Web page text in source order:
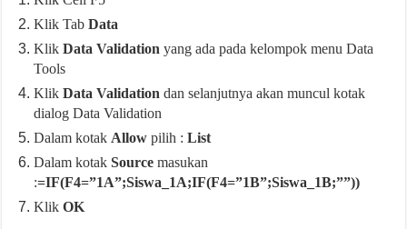
Klik TabData
KlikData Validation yang ada pada kelompok menu Data
Tools
KlikData Validation dan selanjutnya akan muncul kotak
dialog Data Validation
Dalam kotak Allow pilih :List
Dalam kotakSource masukan
:=IF(F4=”1A”;Siswa_1A;IF(F4=”1B”;Siswa_1B;””))
KlikOK